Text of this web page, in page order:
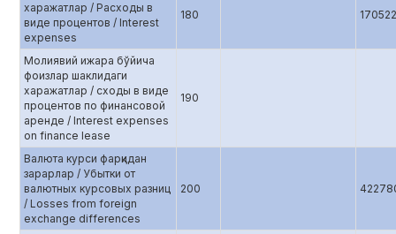
харажатлар / Расходы в
виде процентов / Interest
expenses
180
Молиявий ижара бўйича
фоизлар шаклидаги
харажатлар / сходы в виде
процентов по финансовой
аренде / Interest expenses
on finance lease
190
Валюта курси фарқидан
зарарлар / Убытки от
валютных курсовых разниц
/ Losses from foreign
exchange differences
200